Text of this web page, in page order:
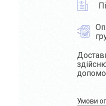
Умови